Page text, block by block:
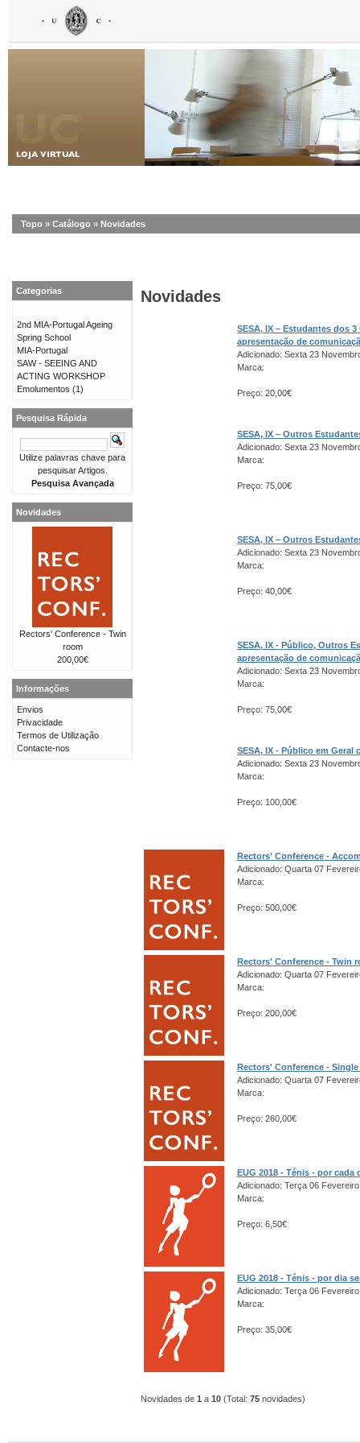
Topo » Catálogo » Novidades
Novidades
SESA, IX – Estudantes dos
apresentação de
Adicionado: Sexta 23
Marca:
Preço: 20,00€
SESA, IX – Outros
Adicionado: Sexta 23
Marca:
Preço: 75,00€
SESA, IX – Outros
Adicionado: Sexta 23
Marca:
Preço: 40,00€
SESA, IX - Público, Outros
apresentação de
Adicionado: Sexta 23
Marca:
Preço: 75,00€
SESA, IX - Público em
Adicionado: Sexta 23
Marca:
Preço: 100,00€
Rectors' Conference -
Adicionado: Quarta 07
Marca:
Preço: 500,00€
Rectors' Conference - Twin
Adicionado: Quarta 07
Marca:
Preço: 200,00€
Rectors' Conference -
Adicionado: Quarta 07
Marca:
Preço: 260,00€
EUG 2018 - Ténis - por
Adicionado: Terça 06
Marca:
Preço: 6,50€
EUG 2018 - Ténis - por dia
Adicionado: Terça 06
Marca:
Preço: 35,00€
Novidades de 1 a 10 (Total: 75 novidades)
Categorias
2nd MIA-Portugal Ageing
Spring School
MIA-Portugal
SAW - SEEING AND
ACTING WORKSHOP
Emolumentos (1)
Pesquisa Rápida
Utilize palavras chave para
pesquisar Artigos.
Pesquisa Avançada
Novidades
Rectors' Conference - Twin
room
200,00€
Informações
Envios
Privacidade
Termos de Utilização
Contacte-nos